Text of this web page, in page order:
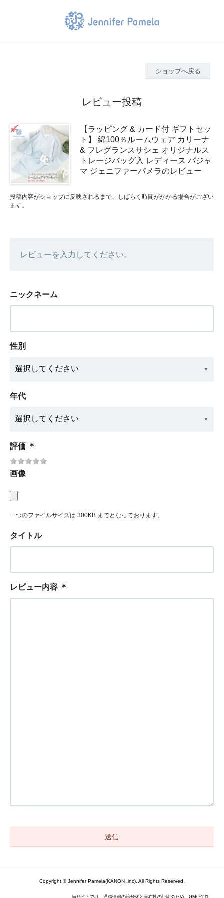
ショップへ戻る
レビュー投稿
【ラッピング & カード付 ギフトセッ
ト】 綿100％ルームウェア カリーナ
& フレグランスサシェ オリジナルス
トレージバッグ入 レディース パジャ
マ ジェニファーパメラのレビュー
投稿内容がショップに反映されるまで、しばらく時間がかかる場合がござい
ます。
レビューを入力してください。
ニックネーム
性別
年代
評価 ＊
画像
一つのファイルサイズは 300KB までとなっております。
タイトル
レビュー内容 ＊
Copyright © Jennifer Pamela(KANON .inc). All Rights Reserved.
当サイトでは、通信情報の暗号化と実在性の証明のため、GMOグロ